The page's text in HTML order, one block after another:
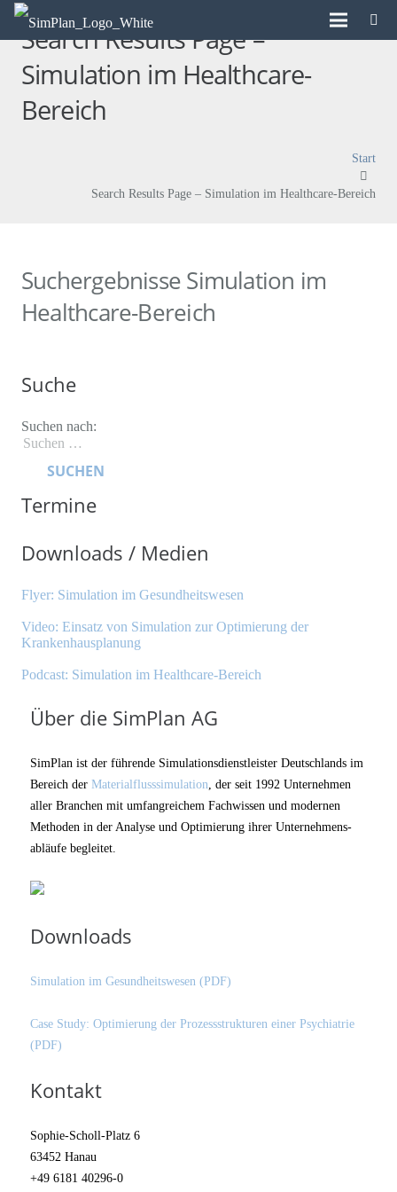
Search Results Page –
Simulation im Healthcare-
Bereich
Start
Search Results Page – Simulation im Healthcare-Bereich
Suchergebnisse Simulation im
Healthcare-Bereich
Suche
Suchen nach:
Termine
Downloads / Medien
Flyer: Simulation im Gesundheitswesen
Video: Einsatz von Simulation zur Optimierung der
Krankenhausplanung
Podcast: Simulation im Healthcare-Bereich
Über die SimPlan AG
SimPlan ist der führende Simu­lationsdienstleister Deutschlands im
Bereich der Materialfluss­simulation , der seit 1992 Unternehmen
aller Branchen mit umfangreichem Fachwissen und modernen
Methoden in der Analyse und Optimierung ihrer Unternehmens­
abläufe begleitet.
Downloads
Simulation im Gesundheitswesen (PDF)
Case Study: Optimierung der Prozessstrukturen einer Psychiatrie
(PDF)
Kontakt
Sophie-Scholl-Platz 6
63452 Hanau
+49 6181 40296-0